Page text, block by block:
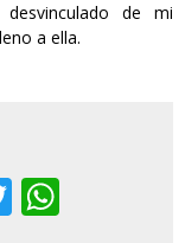
de mi
a ella.
Twitter